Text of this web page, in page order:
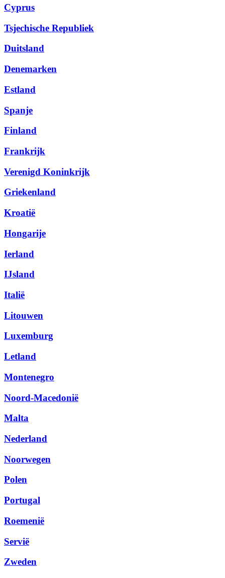
Cyprus
Tsjechische Republiek
Duitsland
Denemarken
Estland
Spanje
Finland
Frankrijk
Verenigd Koninkrijk
Griekenland
Kroatië
Hongarije
Ierland
IJsland
Italië
Litouwen
Luxemburg
Letland
Montenegro
Noord-Macedonië
Malta
Nederland
Noorwegen
Polen
Portugal
Roemenië
Servië
Zweden